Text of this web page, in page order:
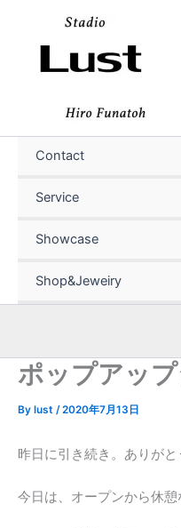
プ
Contact
Service
Showcase
Shop&Jeweiry
ポップアッ
By lust /2020年7月13日
昨日に引き続き。ありが
今日は、オープンから休憩